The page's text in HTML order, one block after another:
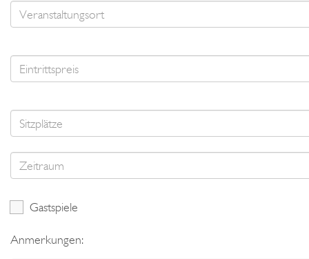
Gastspiele
Anmerkungen: